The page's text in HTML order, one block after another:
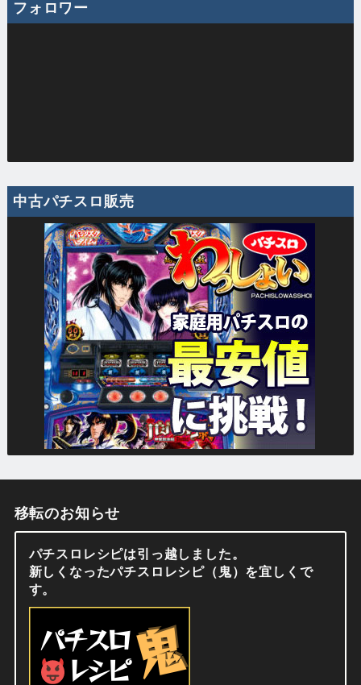
フォロワー
中古パチスロ販売
移転のお知らせ
パチスロレシピは引っ越しました。
新しくなったパチスロレシピ（鬼）を宜しくで
す。